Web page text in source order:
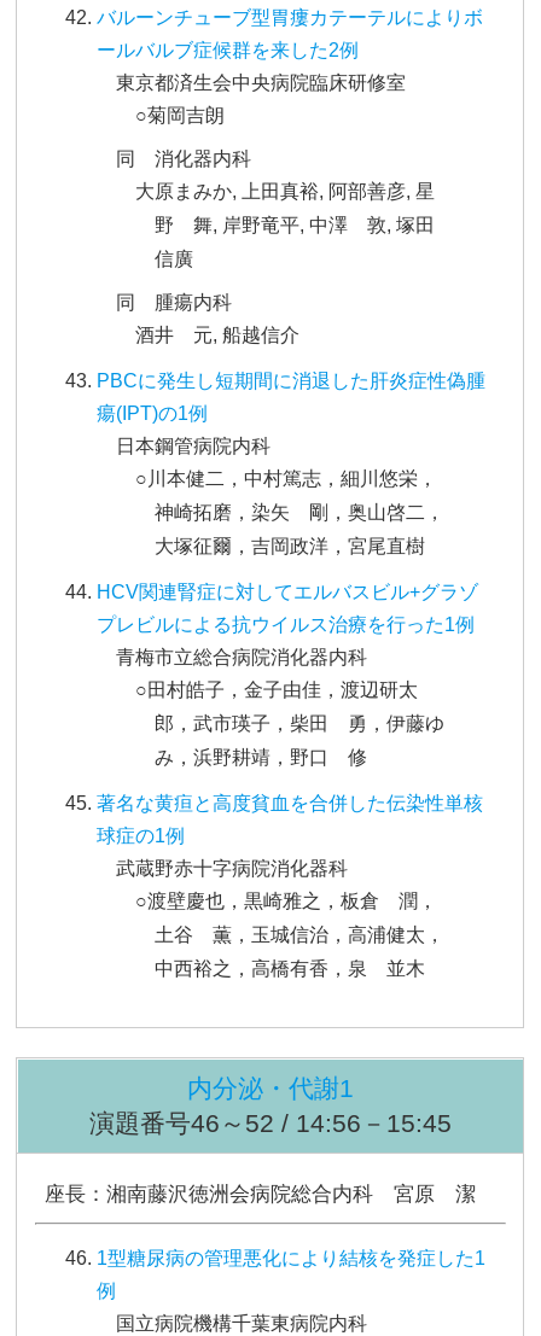
バルーンチューブ型胃瘻カテーテルによりボ
ールバルブ症候群を来した2例
東京都済生会中央病院臨床研修室
○菊岡吉朗
同 消化器内科
大原まみか, 上田真裕, 阿部善彦, 星
野 舞, 岸野竜平, 中澤 敦, 塚田
信廣
同 腫瘍内科
酒井 元, 船越信介
PBCに発生し短期間に消退した肝炎症性偽腫
瘍(IPT)の1例
日本鋼管病院内科
○川本健二，中村篤志，細川悠栄，
神崎拓磨，染矢 剛，奥山啓二，
大塚征爾，吉岡政洋，宮尾直樹
HCV関連腎症に対してエルバスビル+グラゾ
プレビルによる抗ウイルス治療を行った1例
青梅市立総合病院消化器内科
○田村皓子，金子由佳，渡辺研太
郎，武市瑛子，柴田 勇，伊藤ゆ
み，浜野耕靖，野口 修
著名な黄疸と高度貧血を合併した伝染性単核
球症の1例
武蔵野赤十字病院消化器科
○渡壁慶也，黒崎雅之，板倉 潤，
土谷 薫，玉城信治，高浦健太，
中西裕之，高橋有香，泉 並木
内分泌・代謝1
演題番号46～52 / 14:56－15:45
座長：湘南藤沢徳洲会病院総合内科 宮原 潔
1型糖尿病の管理悪化により結核を発症した1
例
国立病院機構千葉東病院内科